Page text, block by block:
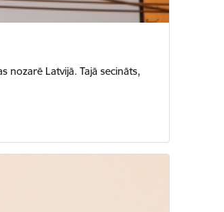
nozarē Latvijā. Tajā secināts,